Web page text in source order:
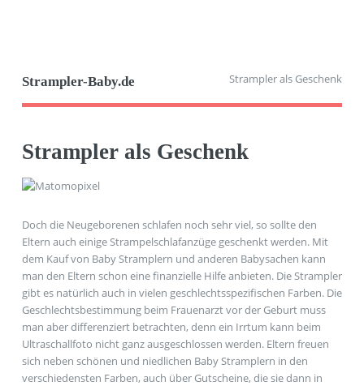
Strampler-Baby.de Strampler als Geschenk
Strampler als Geschenk
Doch die Neugeborenen schlafen noch sehr viel, so sollte den
Eltern auch einige Strampelschlafanzüge geschenkt werden. Mit
dem Kauf von Baby Stramplern und anderen Babysachen kann
man den Eltern schon eine finanzielle Hilfe anbieten. Die Strampler
gibt es natürlich auch in vielen geschlechtsspezifischen Farben. Die
Geschlechtsbestimmung beim Frauenarzt vor der Geburt muss
man aber differenziert betrachten, denn ein Irrtum kann beim
Ultraschallfoto nicht ganz ausgeschlossen werden. Eltern freuen
sich neben schönen und niedlichen Baby Stramplern in den
verschiedensten Farben, auch über Gutscheine, die sie dann in